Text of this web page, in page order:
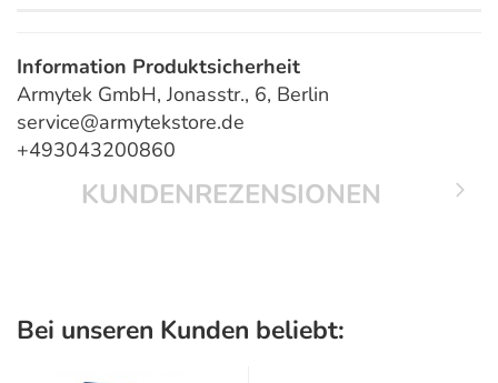
Information Produktsicherheit
Armytek GmbH, Jonasstr., 6, Berlin
service@armytekstore.de
+493043200860
KUNDENREZENSIONEN
Bei unseren Kunden beliebt: